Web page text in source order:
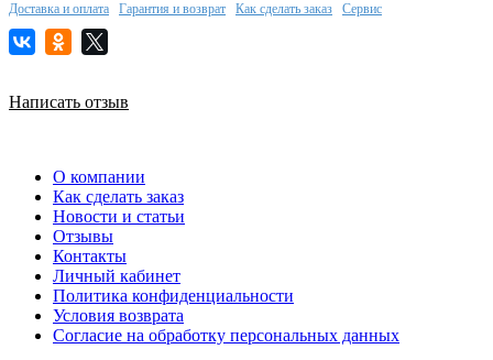
Доставка и оплата Гарантия и возврат Как сделать заказ Сервис
Написать отзыв
О компании
Как сделать заказ
Новости и статьи
Отзывы
Контакты
Личный кабинет
Политика конфиденциальности
Условия возврата
Согласие на обработку персональных данных